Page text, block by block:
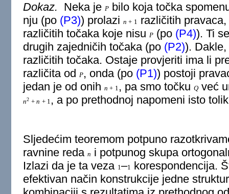
Dokaz. Neka jeP bilo koja točka
nju (po (P3)) prolazi n + 1 različitih
različitih točaka koje nisu P(po (P4)). Ti
drugih zajedničih točaka (po (P2)).
različitih točaka. Ostaje provjeriti ima li
različita od P, onda (po (P1)) postoji
jedan je od onih n + 1 , pa smo točku Qveć
n2 + n + 1 , a po prethodnoj napomeni isto
Sljedećim teoremom potpuno
ravnine reda n i potpunog skupa
Izlazi da je ta veza 1 –1
korespondencija.
efektivan način konstrukcije jedne